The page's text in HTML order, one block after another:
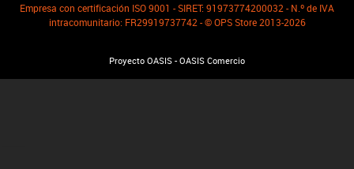
Empresa con certificación ISO 9001 - SIRET: 91973774200032 - N.º de IVA
intracomunitario: FR29919737742 - © OPS Store 2013-2026
Proyecto OASIS - OASIS Comercio